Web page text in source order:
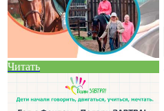
Читать